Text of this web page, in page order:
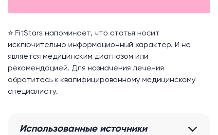
⭐️ FitStars напоминает, что статья носит
исключительно информационный характер. И не
является медицинским диагнозом или
рекомендацией. Для назначения лечения
обратитесь к квалифицированному медицинскому
специалисту.
Использованные источники